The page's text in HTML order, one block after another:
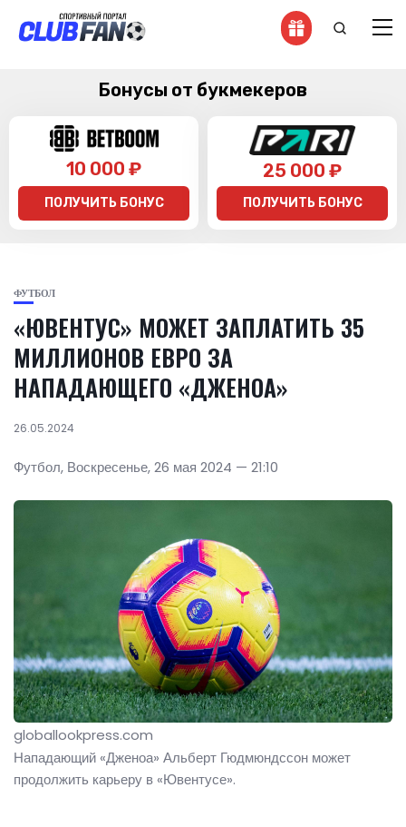
Бонусы от букмекеров
10 000 ₽
ПОЛУЧИТЬ БОНУС
25 000 ₽
ПОЛУЧИТЬ БОНУС
ФУТБОЛ
«ЮВЕНТУС» МОЖЕТ ЗАПЛАТИТЬ 35
МИЛЛИОНОВ ЕВРО ЗА
НАПАДАЮЩЕГО «ДЖЕНОА»
26.05.2024
Футбол, Воскресенье, 26 мая 2024 — 21:10
globallookpress.com
Нападающий «Дженоа» Альберт Гюдмюндссон может
продолжить карьеру в «Ювентусе».